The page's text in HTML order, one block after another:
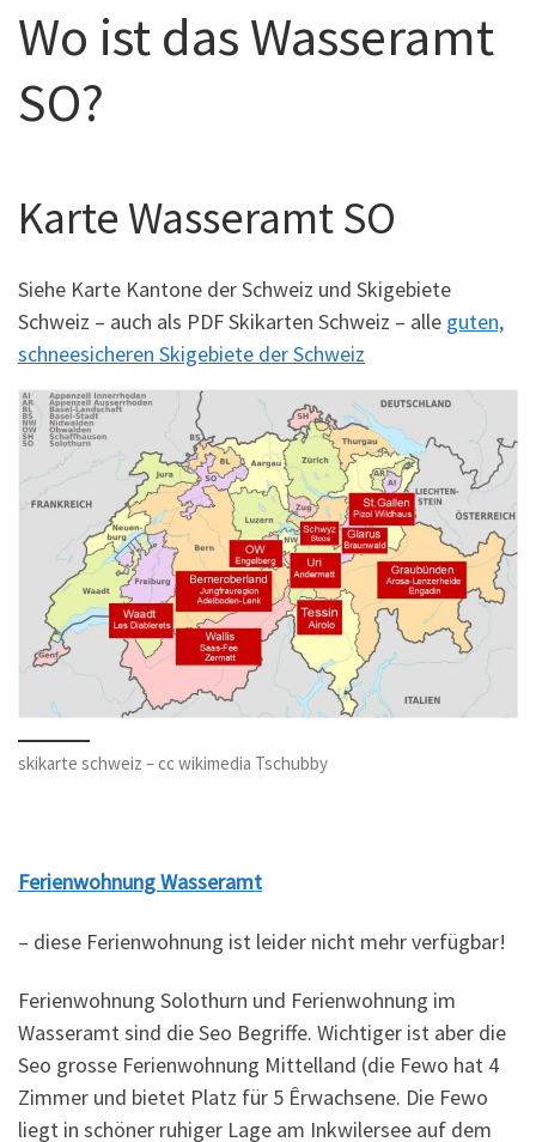
Wo ist das Wasseramt
SO?
Karte Wasseramt SO
Siehe Karte Kantone der Schweiz und Skigebiete
Schweiz – auch als PDF Skikarten Schweiz – alle guten,
schneesicheren Skigebiete der Schweiz
skikarte schweiz – cc wikimedia Tschubby
Ferienwohnung Wasseramt
– diese Ferienwohnung ist leider nicht mehr verfügbar!
Ferienwohnung Solothurn und Ferienwohnung im
Wasseramt sind die Seo Begriffe. Wichtiger ist aber die
Seo grosse Ferienwohnung Mittelland (die Fewo hat 4
Zimmer und bietet Platz für 5 Êrwachsene. Die Fewo
liegt in schöner ruhiger Lage am Inkwilersee auf dem